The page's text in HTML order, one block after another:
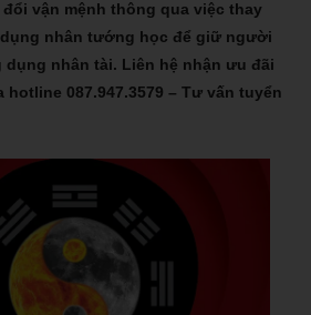
vận mệnh thông qua việc thay
nhân tướng học để giữ người
nhân tài. Liên hệ nhận ưu đãi
hotline 087.947.3579 – Tư vấn tuyển